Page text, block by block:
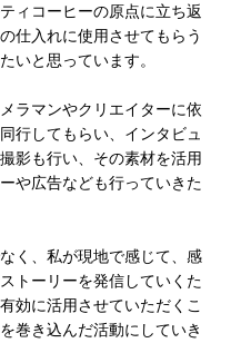
ィコーヒーの原点に立ち返
仕入れに使用させてもらう
いと思っています。
ラマンやクリエイターに依
行してもらい、インタビュ
影も行い、その素材を活用
や広告なども行っていきた
く、私が現地で感じて、感
トーリーを発信していくた
効に活用させていただくこ
巻き込んだ活動にしていき